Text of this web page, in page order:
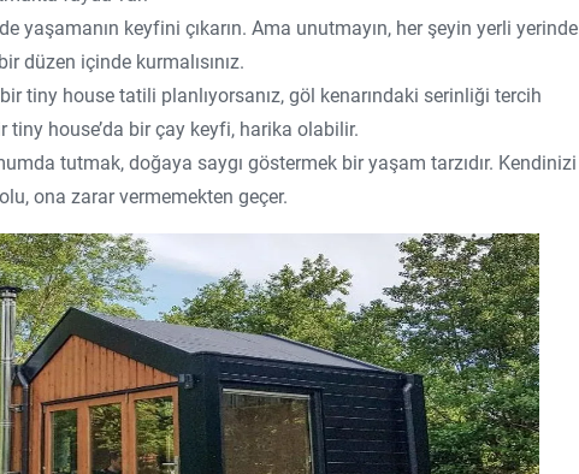
yaşamanın keyfini çıkarın. Ama unutmayın, her şeyin yerli yerinde
düzen içinde kurmalısınız.
tiny house tatili planlıyorsanız, göl kenarındaki serinliği tercih
tiny house’da bir çay keyfi, harika olabilir.
tutmak, doğaya saygı göstermek bir yaşam tarzıdır. Kendinizi
ona zarar vermemekten geçer.